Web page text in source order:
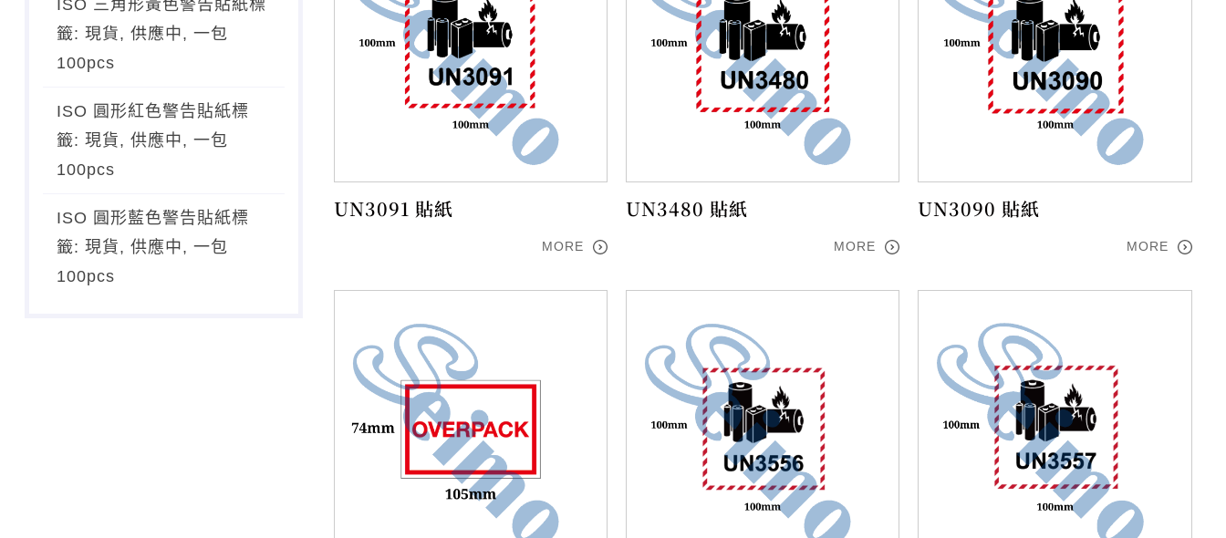
ISO 三角形黃色警告貼紙標
籤: 現貨, 供應中, 一包
100pcs
ISO 圓形紅色警告貼紙標
籤: 現貨, 供應中, 一包
100pcs
ISO 圓形藍色警告貼紙標
籤: 現貨, 供應中, 一包
100pcs
UN3091 貼紙
MORE
UN3480 貼紙
MORE
UN3090 貼紙
MORE